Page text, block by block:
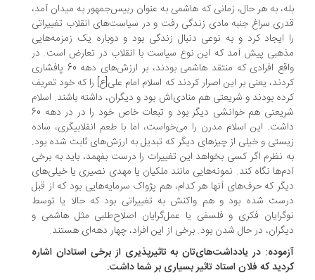
به هر حال، زمانی که هاشمی به عنوان رییس‌جمهور به میدان آمد،
سراغ جنبه مادی زندگی رفت و در سیاست‌های انقلاب تغییراتی
ایجاد کرد و به نوعی دنبال زندگی بود و دوباره یک زمزمه‌هایی
پیش آمد که این نوع سیاست با انقلاب در تعارض است. در
واقع افرادی که منتقد هاشمی بودند، بر ارزش‌های دهه 60 پافشاری
یعنی بر این اصرار کردند که اسلام امام علی[ع] را که خود تعریف
بودند و شریعتی هم منادی‌اش بود و دیگران، داشته باشند. اسلام
شریعتی هم خوانشی دیگر بود و تبعات خاص خود را در در دهه 60
این اسلام مدرن را می‌خواست، اما با طعم انقلابیگری، ساده
و خیلی از چیزهای دیگر که تبدیل به ارزش‌های ثابت شده بود.
نظرم اگر کسی بخواهد این تغییرات را درست بفهمد، باید به برخی
نگاه کند. نمونه‌هایی مانند ملکیان یا مهدی نصیری یا خیلی‌های
که حرف‌های آنها هر کدام، هم پژواک سرمایه‌هایی بود که از قبل
شده بود و هم واکنش به تغییراتی بود که حالا یا توسط
فکری و فلسفی یا عمل‌گرایان اصلاح‌طلبی مثل هاشمی و
در حال شدن بود. برخی از این افراد، چهار دهه‌ای هستند.
در یادداشت‌های‌تان به تاثیرپذیری از برخی استادان اشاره
که فلان استاد تاثیر بسیاری بر شما داشت.